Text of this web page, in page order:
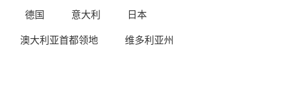
德国 意大利
日本
澳大利亚首都领地
维多利亚州